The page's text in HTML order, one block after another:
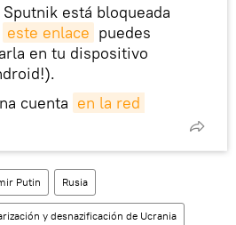
está bloqueada
este enlace puedes
en tu dispositivo
cuenta en la red
Putin Rusia
y desnazificación de Ucrania